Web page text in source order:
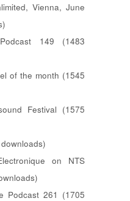
Vienna, June
149 (1483
of the month (1545
Festival (1575
on NTS
Podcast 261 (1705